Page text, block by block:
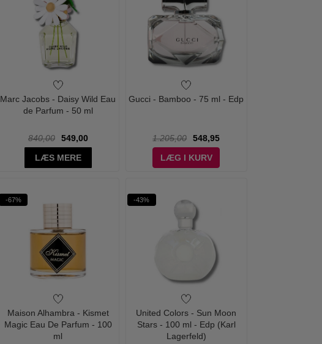
Marc Jacobs - Daisy Wild Eau
de Parfum - 50 ml
840,00
549,00
LÆS MERE
Gucci - Bamboo - 75 ml - Edp
1.205,00
548,95
LÆG I KURV
-67%
Maison Alhambra - Kismet
Magic Eau De Parfum - 100
ml
-43%
United Colors - Sun Moon
Stars - 100 ml - Edp (Karl
Lagerfeld)